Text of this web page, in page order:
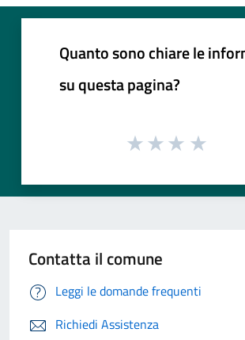
Quanto sono chiare le
su questa pagina?
Contatta il comune
Leggi le domande frequenti
Richiedi Assistenza